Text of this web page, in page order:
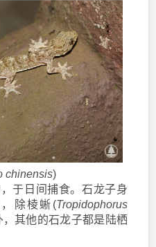
chinensis)
于日间捕食。石龙子身
除棱蜥(Tropidophorus
其他的石龙子都是陆栖